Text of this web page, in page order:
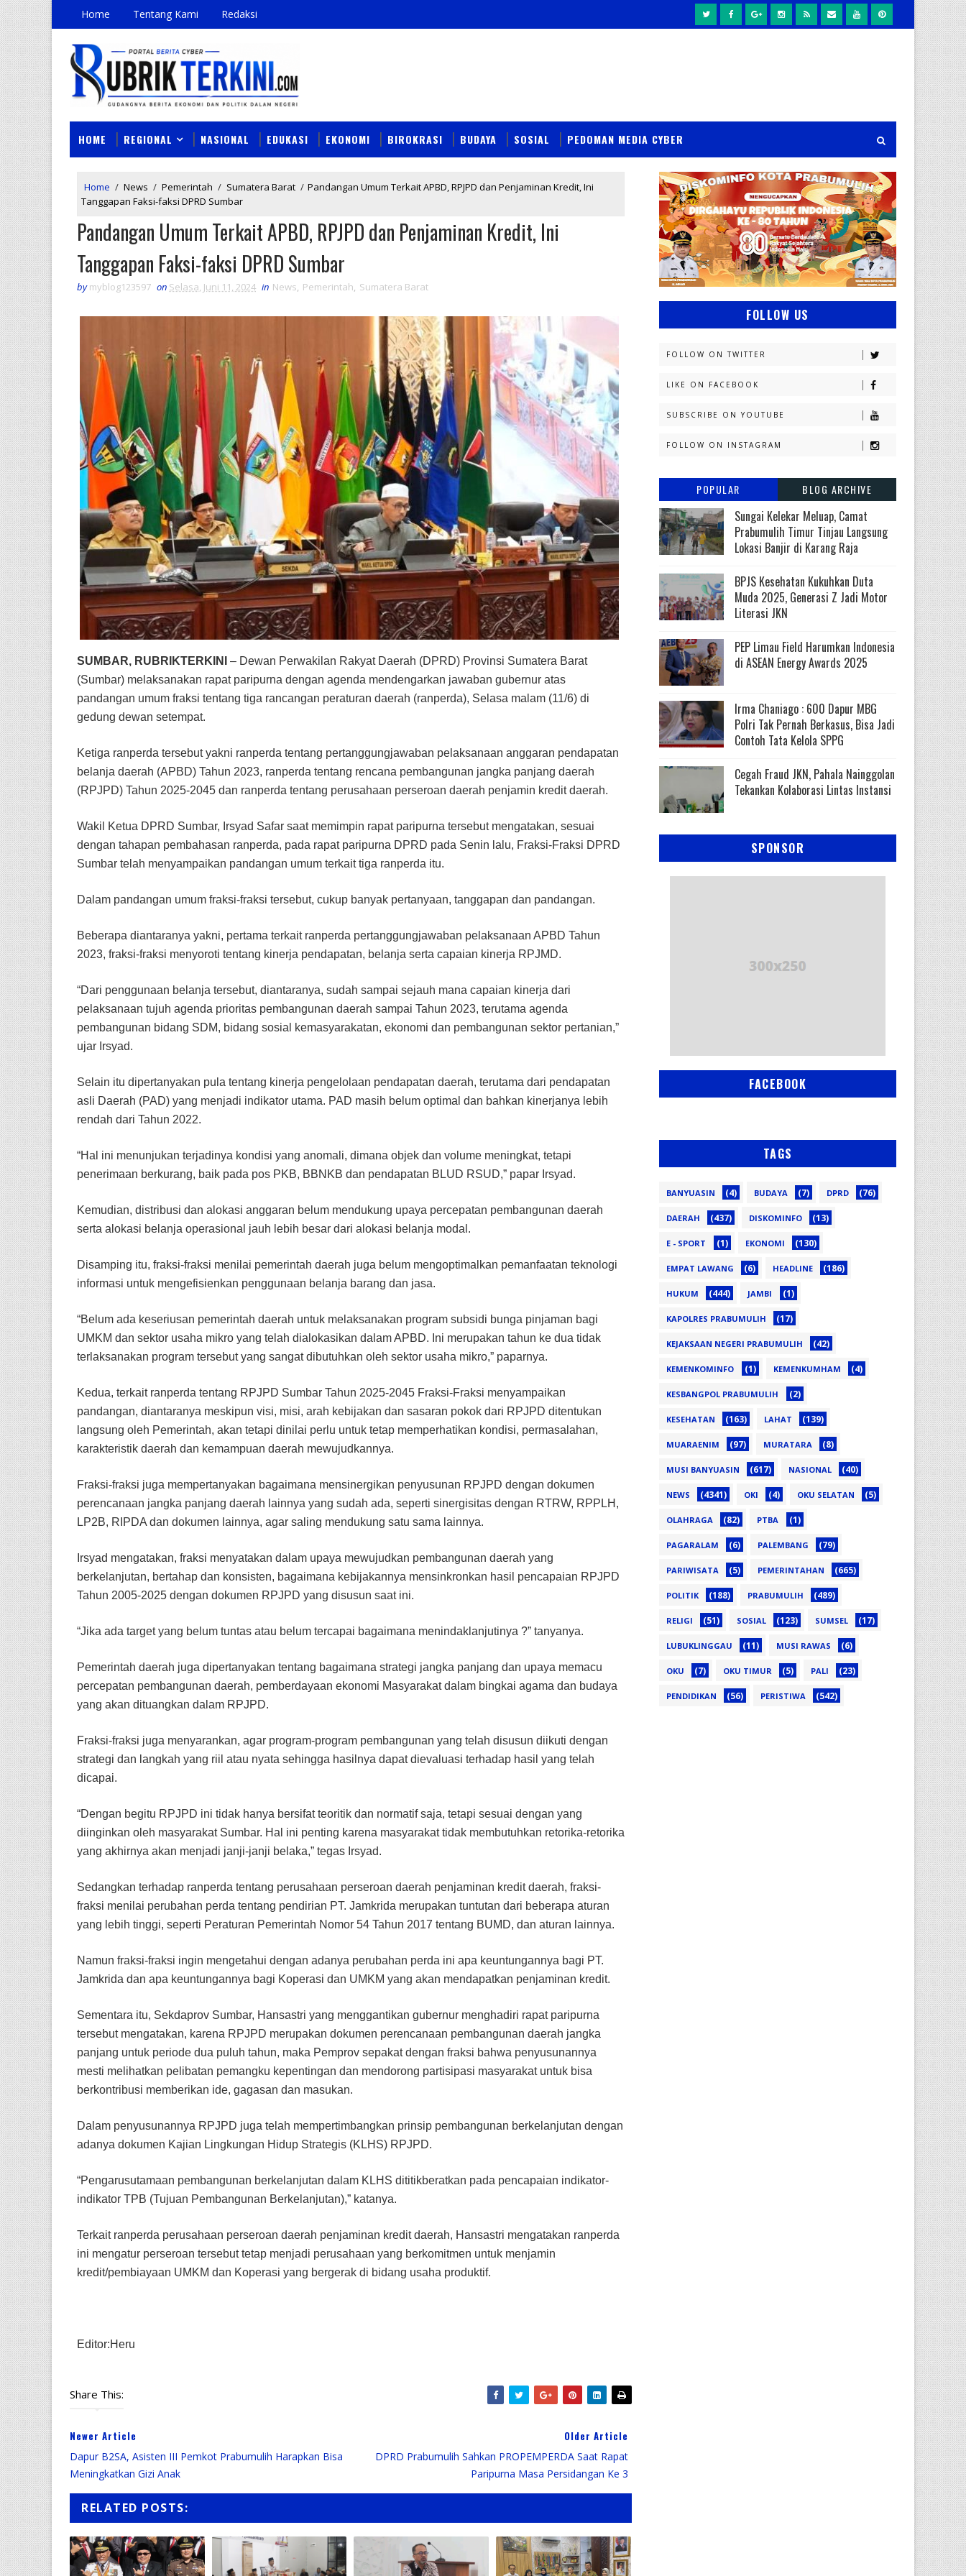
Home Tentang Kami Redaksi
HOME REGIONAL NASIONAL EDUKASI EKONOMI BIROKRASI BUDAYA SOSIAL PEDOMAN MEDIA CYBER
Home / News / Pemerintah / Sumatera Barat / Pandangan Umum Terkait APBD, RPJPD dan Penjaminan Kredit, Ini
Tanggapan Faksi-faksi DPRD Sumbar
Pandangan Umum Terkait APBD, RPJPD dan Penjaminan Kredit, Ini
Tanggapan Faksi-faksi DPRD Sumbar
by myblog123597 on Selasa, Juni 11, 2024 in News, Pemerintah, Sumatera Barat
SUMBAR, RUBRIKTERKINI – Dewan Perwakilan Rakyat Daerah (DPRD) Provinsi Sumatera Barat
(Sumbar) melaksanakan rapat paripurna dengan agenda mendengarkan jawaban gubernur atas
pandangan umum fraksi tentang tiga rancangan peraturan daerah (ranperda), Selasa malam (11/6) di
gedung dewan setempat.
Ketiga ranperda tersebut yakni ranperda tentang pertanggungjawaban pelaksanaan anggaran pendapatan
belanja daerah (APBD) Tahun 2023, ranperda tentang rencana pembangunan jangka panjang daerah
(RPJPD) Tahun 2025-2045 dan ranperda tentang perusahaan perseroan daerah penjamin kredit daerah.
Wakil Ketua DPRD Sumbar, Irsyad Safar saat memimpin rapat paripurna tersebut mengatakan, sesuai
dengan tahapan pembahasan ranperda, pada rapat paripurna DPRD pada Senin lalu, Fraksi-Fraksi DPRD
Sumbar telah menyampaikan pandangan umum terkait tiga ranperda itu.
Dalam pandangan umum fraksi-fraksi tersebut, cukup banyak pertanyaan, tanggapan dan pandangan.
Beberapa diantaranya yakni, pertama terkait ranperda pertanggungjawaban pelaksanaan APBD Tahun
2023, fraksi-fraksi menyoroti tentang kinerja pendapatan, belanja serta capaian kinerja RPJMD.
“Dari penggunaan belanja tersebut, diantaranya, sudah sampai sejauh mana capaian kinerja dari
pelaksanaan tujuh agenda prioritas pembangunan daerah sampai Tahun 2023, terutama agenda
pembangunan bidang SDM, bidang sosial kemasyarakatan, ekonomi dan pembangunan sektor pertanian,”
ujar Irsyad.
Selain itu dipertanyakan pula tentang kinerja pengelolaan pendapatan daerah, terutama dari pendapatan
asli Daerah (PAD) yang menjadi indikator utama. PAD masih belum optimal dan bahkan kinerjanya lebih
rendah dari Tahun 2022.
“Hal ini menunjukan terjadinya kondisi yang anomali, dimana objek dan volume meningkat, tetapi
penerimaan berkurang, baik pada pos PKB, BBNKB dan pendapatan BLUD RSUD,” papar Irsyad.
Kemudian, distribusi dan alokasi anggaran belum mendukung upaya percepatan pembangunan daerah
serta alokasi belanja operasional jauh lebih besar dari alokasi belanja modal.
Disamping itu, fraksi-fraksi menilai pemerintah daerah juga belum mengoptimalkan pemanfaatan teknologi
informasi untuk mengefisienkan penggunaan belanja barang dan jasa.
“Belum ada keseriusan pemerintah daerah untuk melaksanakan program subsidi bunga pinjaman bagi
UMKM dan sektor usaha mikro yang telah dialokasikan dalam APBD. Ini merupakan tahun ke dua tidak
terlaksanakan program tersebut yang sangat dibutuhkan oleh sektor usaha mikro,” paparnya.
Kedua, terkait ranperda tentang RPJPD Sumbar Tahun 2025-2045 Fraksi-Fraksi menyampaikan
pandangan, diantaranya meskipun visi, misi, arah kebijakan dan sasaran pokok dari RPJPD ditentukan
langsung oleh Pemerintah, akan tetapi dinilai perlu untuk tetap memperhatikan kondisi, permasalahan,
karakteristik daerah dan kemampuan daerah mewujudkannya.
Fraksi-fraksi juga mempertanyakan bagaimana mensinergikan penyusunan RPJPD dengan dokumen
perencanaan jangka panjang daerah lainnya yang sudah ada, seperti sinergisitas dengan RTRW, RPPLH,
LP2B, RIPDA dan dokumen lainnya, agar saling mendukung satu sama lainnya.
Irsyad mengatakan, fraksi menyatakan dalam upaya mewujudkan pembangunan daerah yang
berkelanjutan, bertahap dan konsisten, bagaimana kebijakannya mensinkronkan hasil pencapaian RPJPD
Tahun 2005-2025 dengan dokumen RPJPD yang disusun saat ini.
“Jika ada target yang belum tuntas atau belum tercapai bagaimana menindaklanjutinya ?” tanyanya.
Pemerintah daerah juga dipertanyakan tentang bagaimana strategi jangka panjang dan upaya memacu
percepatan pembangunan daerah, pemberdayaan ekonomi Masyarakat dalam bingkai agama dan budaya
yang akan dituangkan dalam RPJPD.
Fraksi-fraksi juga menyarankan, agar program-program pembangunan yang telah disusun diikuti dengan
strategi dan langkah yang riil atau nyata sehingga hasilnya dapat dievaluasi terhadap hasil yang telah
dicapai.
“Dengan begitu RPJPD ini tidak hanya bersifat teoritik dan normatif saja, tetapi sesuai dengan yang
diinginkan oleh masyarakat Sumbar. Hal ini penting karena masyarakat tidak membutuhkan retorika-retorika
yang akhirnya akan menjadi janji-janji belaka,” tegas Irsyad.
Sedangkan terhadap ranperda tentang perusahaan perseroan daerah penjaminan kredit daerah, fraksi-
fraksi menilai perubahan perda tentang pendirian PT. Jamkrida merupakan tuntutan dari beberapa aturan
yang lebih tinggi, seperti Peraturan Pemerintah Nomor 54 Tahun 2017 tentang BUMD, dan aturan lainnya.
Namun fraksi-fraksi ingin mengetahui dengan adanya perubahan perda ini apa keuntungannya bagi PT.
Jamkrida dan apa keuntungannya bagi Koperasi dan UMKM yang akan mendapatkan penjaminan kredit.
Sementara itu, Sekdaprov Sumbar, Hansastri yang menggantikan gubernur menghadiri rapat paripurna
tersebut mengatakan, karena RPJPD merupakan dokumen perencanaan pembangunan daerah jangka
panjang untuk periode dua puluh tahun, maka Pemprov sepakat dengan fraksi bahwa penyusunannya
mesti melihatkan pelibatan pemangku kepentingan dan mendorong partisipasi masyarakat untuk bisa
berkontribusi memberikan ide, gagasan dan masukan.
Dalam penyusunannya RPJPD juga telah mempertimbangkan prinsip pembangunan berkelanjutan dengan
adanya dokumen Kajian Lingkungan Hidup Strategis (KLHS) RPJPD.
“Pengarusutamaan pembangunan berkelanjutan dalam KLHS dititikberatkan pada pencapaian indikator-
indikator TPB (Tujuan Pembangunan Berkelanjutan),” katanya.
Terkait ranperda perusahaan perseroan daerah penjaminan kredit daerah, Hansastri mengatakan ranperda
ini mengatur perseroan tersebut tetap menjadi perusahaan yang berkomitmen untuk menjamin
kredit/pembiayaan UMKM dan Koperasi yang bergerak di bidang usaha produktif.
Editor:Heru
Share This:
Newer Article
Dapur B2SA, Asisten III Pemkot Prabumulih Harapkan Bisa
Meningkatkan Gizi Anak
Older Article
DPRD Prabumulih Sahkan PROPEMPERDA Saat Rapat
Paripurna Masa Persidangan Ke 3
RELATED POSTS:
FOLLOW US
FOLLOW ON TWITTER
LIKE ON FACEBOOK
SUBSCRIBE ON YOUTUBE
FOLLOW ON INSTAGRAM
POPULAR BLOG ARCHIVE
Sungai Kelekar Meluap, Camat
Prabumulih Timur Tinjau Langsung
Lokasi Banjir di Karang Raja
BPJS Kesehatan Kukuhkan Duta
Muda 2025, Generasi Z Jadi Motor
Literasi JKN
PEP Limau Field Harumkan Indonesia
di ASEAN Energy Awards 2025
Irma Chaniago : 600 Dapur MBG
Polri Tak Pernah Berkasus, Bisa Jadi
Contoh Tata Kelola SPPG
Cegah Fraud JKN, Pahala Nainggolan
Tekankan Kolaborasi Lintas Instansi
SPONSOR
FACEBOOK
TAGS
BANYUASIN (4) BUDAYA (7) DPRD (76)
DAERAH (437) DISKOMINFO (13)
E - SPORT (1) EKONOMI (130)
EMPAT LAWANG (6) HEADLINE (186)
HUKUM (444) JAMBI (1)
KAPOLRES PRABUMULIH (17)
KEJAKSAAN NEGERI PRABUMULIH (42)
KEMENKOMINFO (1) KEMENKUMHAM (4)
KESBANGPOL PRABUMULIH (2)
KESEHATAN (163) LAHAT (139)
MUARAENIM (97) MURATARA (8)
MUSI BANYUASIN (617) NASIONAL (40)
NEWS (4341) OKI (4) OKU SELATAN (5)
OLAHRAGA (82) PTBA (1)
PAGARALAM (6) PALEMBANG (79)
PARIWISATA (5) PEMERINTAHAN (665)
POLITIK (188) PRABUMULIH (489)
RELIGI (51) SOSIAL (123) SUMSEL (17)
LUBUKLINGGAU (11) MUSI RAWAS (6)
OKU (7) OKU TIMUR (5) PALI (23)
PENDIDIKAN (56) PERISTIWA (542)